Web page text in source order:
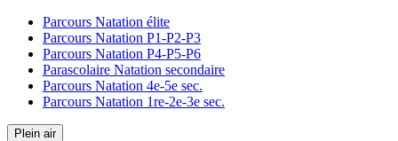
Parcours Natation élite
Parcours Natation P1-P2-P3
Parcours Natation P4-P5-P6
Parascolaire Natation secondaire
Parcours Natation 4e-5e sec.
Parcours Natation 1re-2e-3e sec.
Plein air